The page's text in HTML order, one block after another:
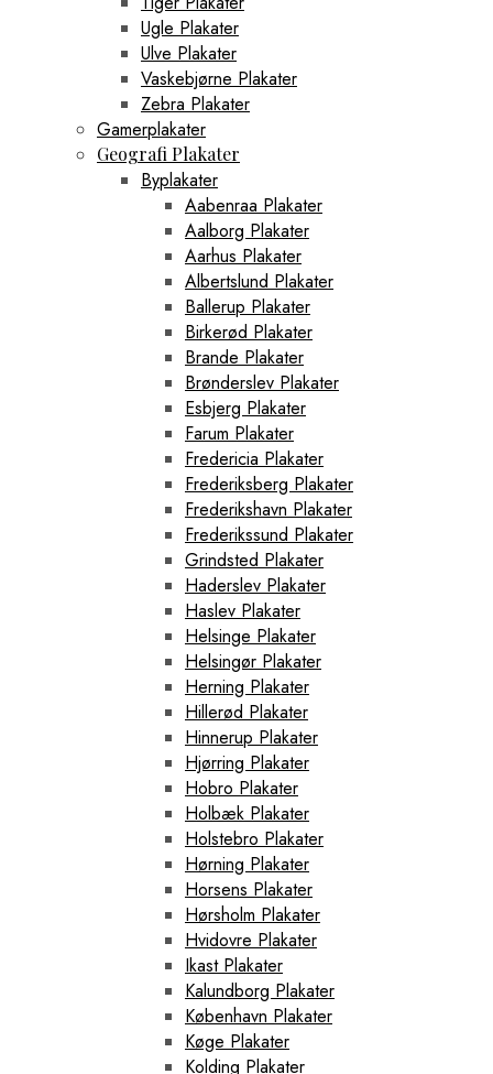
Ugle Plakater
Ulve Plakater
Vaskebjørne Plakater
Zebra Plakater
Gamerplakater
Geografi Plakater
Byplakater
Aabenraa Plakater
Aalborg Plakater
Aarhus Plakater
Albertslund Plakater
Ballerup Plakater
Birkerød Plakater
Brande Plakater
Brønderslev Plakater
Esbjerg Plakater
Farum Plakater
Fredericia Plakater
Frederiksberg Plakater
Frederikshavn Plakater
Frederikssund Plakater
Grindsted Plakater
Haderslev Plakater
Haslev Plakater
Helsinge Plakater
Helsingør Plakater
Herning Plakater
Hillerød Plakater
Hinnerup Plakater
Hjørring Plakater
Hobro Plakater
Holbæk Plakater
Holstebro Plakater
Hørning Plakater
Horsens Plakater
Hørsholm Plakater
Hvidovre Plakater
Ikast Plakater
Kalundborg Plakater
København Plakater
Køge Plakater
Kolding Plakater